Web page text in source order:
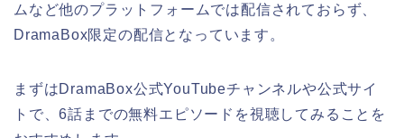
ムなど他のプラットフォームでは配信されておらず、
DramaBox限定の配信となっています。
まずはDramaBox公式YouTubeチャンネルや公式サイ
トで、6話までの無料エピソードを視聴してみることを